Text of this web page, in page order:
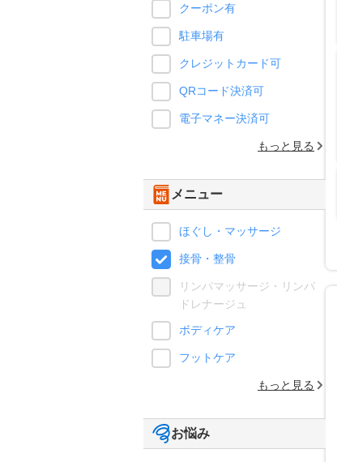
クーポン有
駐車場有
クレジットカード可
QRコード決済可
電子マネー決済可
もっと見る
メニュー
ほぐし・マッサージ
接骨・整骨
リンパマッサージ・リンパ
ドレナージュ
ボディケア
フットケア
もっと見る
お悩み